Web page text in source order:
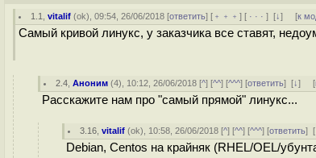
1.1 ,vitalif (ok), 09:54, 26/06/2018 [ответить] [ ﹢﹢﹢] [ · · ·][↓] [к
Самый кривой линукс, у заказчика все ставят,
2.4 ,Аноним (4), 10:12, 26/06/2018 [^] [^^] [^^^] [ответить][↓] [
Расскажите нам про "самый прямой" линукс...
3.16 ,vitalif (ok), 10:58, 26/06/2018 [^] [^^] [^^^] [ответить][
Debian, Centos на крайняк (RHEL/OEL/